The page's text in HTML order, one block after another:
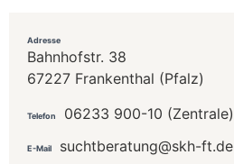
Adresse
Bahnhofstr. 38
67227 Frankenthal (Pfalz)
Telefon 06233 900-10 (Zentrale)
E-Mail suchtberatung@skh-ft.de